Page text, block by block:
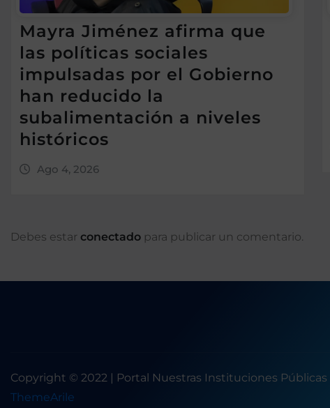
Mayra Jiménez afirma que
las políticas sociales
impulsadas por el Gobierno
han reducido la
subalimentación a niveles
históricos
Ago 4, 2026
Debes estar conectado para publicar un comentario.
Copyright © 2022 | Portal Nuestras Instituciones Públicas
ThemeArile